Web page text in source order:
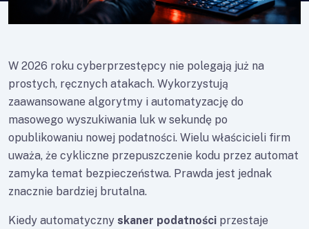
W 2026 roku cyberprzestępcy nie polegają już na
prostych, ręcznych atakach. Wykorzystują
zaawansowane algorytmy i automatyzację do
masowego wyszukiwania luk w sekundę po
opublikowaniu nowej podatności. Wielu właścicieli firm
uważa, że cykliczne przepuszczenie kodu przez automat
zamyka temat bezpieczeństwa. Prawda jest jednak
znacznie bardziej brutalna.
Kiedy automatyczny skaner podatności przestaje